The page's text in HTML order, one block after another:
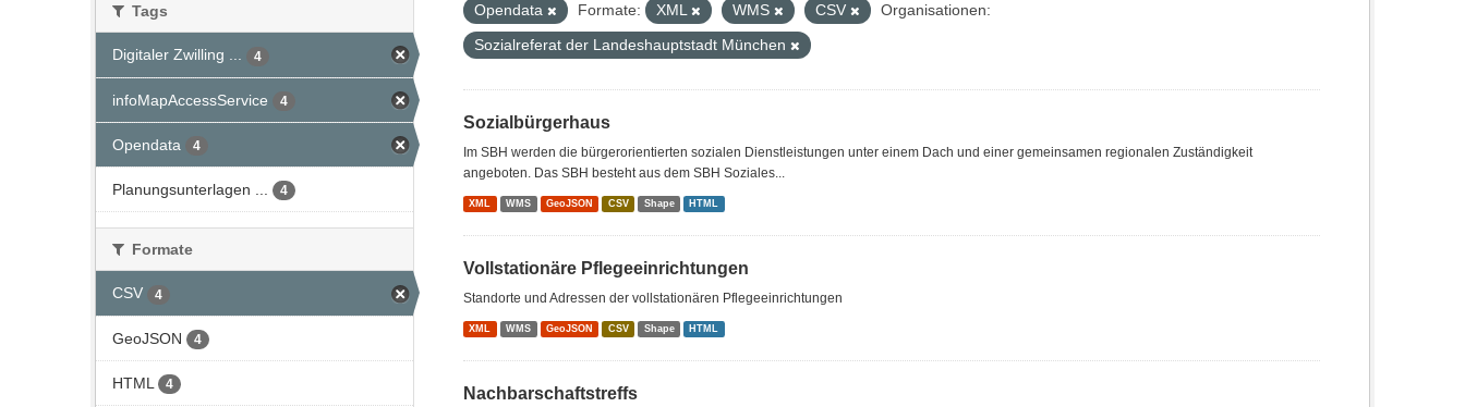
Tags
Digitaler Zwilling ... 4
infoMapAccessService 4
Opendata 4
Planungsunterlagen ... 4
Formate
CSV 4
GeoJSON 4
HTML 4
Opendata
Formate: XML WMS CSV
Organisationen:
Sozialreferat der Landeshauptstadt München
Sozialbürgerhaus
Im SBH werden die bürgerorientierten sozialen Dienstleistungen unter einem Dach und einer gemeinsamen regionalen Zuständigkeit
angeboten. Das SBH besteht aus dem SBH Soziales...
XML WMS GeoJSON CSV Shape HTML
Vollstationäre Pflegeeinrichtungen
Standorte und Adressen der vollstationären Pflegeeinrichtungen
XML WMS GeoJSON CSV Shape HTML
Nachbarschaftstreffs